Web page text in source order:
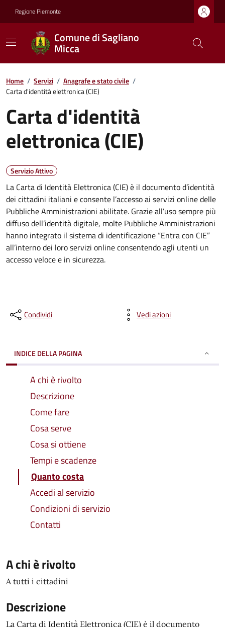
Regione Piemonte
Comune di Sagliano
Micca
Home / Servizi / Anagrafe e stato civile /
Carta d'identità elettronica (CIE)
Carta d'identità
elettronica (CIE)
Servizio Attivo
La Carta di Identità Elettronica (CIE) è il documento d’identità
dei cittadini italiani e consente l’accesso ai servizi online delle
Pubbliche Amministrazioni abilitate. Grazie all’uso sempre più
diffuso dell’identità digitale, molte Pubbliche Amministrazioni
hanno integrato il sistema di identificazione “Entra con CIE”
all’interno dei loro servizi online consentendo agli utenti un
accesso veloce e in sicurezza.
Condividi Vedi azioni
INDICE DELLA PAGINA
A chi è rivolto
Descrizione
Come fare
Cosa serve
Cosa si ottiene
Tempi e scadenze
Quanto costa
Accedi al servizio
Condizioni di servizio
Contatti
A chi è rivolto
A tutti i cittadini
Descrizione
La Carta di Identità Elettronica (CIE) è il documento